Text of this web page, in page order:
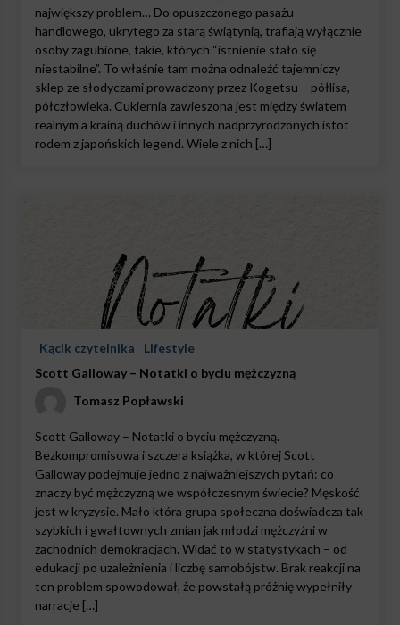
największy problem… Do opuszczonego pasażu
handlowego, ukrytego za starą świątynią, trafiają wyłącznie
osoby zagubione, takie, których “istnienie stało się
niestabilne”. To właśnie tam można odnaleźć tajemniczy
sklep ze słodyczami prowadzony przez Kogetsu – półlisa,
półczłowieka. Cukiernia zawieszona jest między światem
realnym a krainą duchów i innych nadprzyrodzonych istot
rodem z japońskich legend. Wiele z nich […]
Kącik czytelnika
Lifestyle
Scott Galloway – Notatki o byciu mężczyzną
Tomasz Popławski
Scott Galloway – Notatki o byciu mężczyzną.
Bezkompromisowa i szczera książka, w której Scott
Galloway podejmuje jedno z najważniejszych pytań: co
znaczy być mężczyzną we współczesnym świecie? Męskość
jest w kryzysie. Mało która grupa społeczna doświadcza tak
szybkich i gwałtownych zmian jak młodzi mężczyźni w
zachodnich demokracjach. Widać to w statystykach – od
edukacji po uzależnienia i liczbę samobójstw. Brak reakcji na
ten problem spowodował, że powstałą próżnię wypełniły
narracje […]